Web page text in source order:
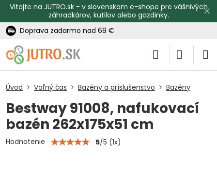
✕
Vitajte na JUTRO.sk - v slovenskom e-shope pre vášnivých
záhradkárov, kutilov alebo gazdinky.
Doprava zadarmo nad 69 €
Úvod Voľný čas Bazény a príslušenstvo Bazény
Bestway 91008, nafukovací
bazén 262x175x51 cm
Hodnotenie 5/5 (1x)